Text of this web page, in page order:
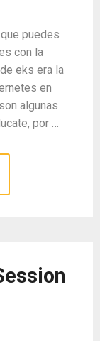
puedes
con la
eks era la
en
algunas
por …